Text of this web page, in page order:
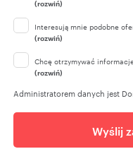
(rozwiń)
Interesują mnie podobne
(rozwiń)
Chcę otrzymywać
(rozwiń)
Administratorem danych jest
Wyślij